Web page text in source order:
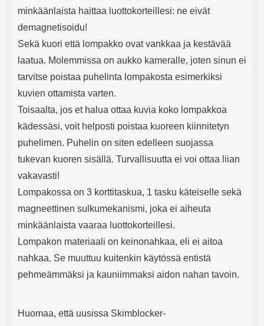
minkäänlaista haittaa luottokorteillesi: ne eivät
demagnetisoidu!
Sekä kuori että lompakko ovat vankkaa ja kestävää
laatua. Molemmissa on aukko kameralle, joten sinun ei
tarvitse poistaa puhelinta lompakosta esimerkiksi
kuvien ottamista varten.
Toisaalta, jos et halua ottaa kuvia koko lompakkoa
kädessäsi, voit helposti poistaa kuoreen kiinnitetyn
puhelimen. Puhelin on siten edelleen suojassa
tukevan kuoren sisällä. Turvallisuutta ei voi ottaa liian
vakavasti!
Lompakossa on 3 korttitaskua, 1 tasku käteiselle sekä
magneettinen sulkumekanismi, joka ei aiheuta
minkäänlaista vaaraa luottokorteillesi.
Lompakon materiaali on keinonahkaa, eli ei aitoa
nahkaa. Se muuttuu kuitenkin käytössä entistä
pehmeämmäksi ja kauniimmaksi aidon nahan tavoin.
Huomaa, että uusissa Skimblocker-